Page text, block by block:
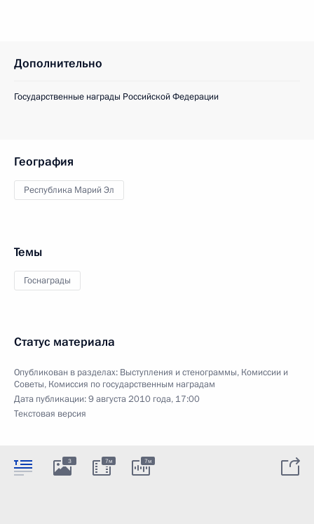
Дополнительно
Государственные награды Российской Федерации
География
Республика Марий Эл
Темы
Госнаграды
Статус материала
Опубликован в разделах: Выступления и стенограммы, Комиссии и
Советы, Комиссия по государственным наградам
Дата публикации:9 августа 2010 года, 17:00
Текстовая версия
3 7м 7м